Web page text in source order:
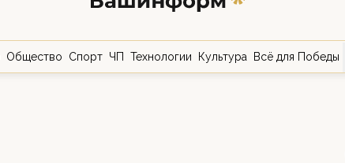
Общество Спорт ЧП Технологии Культура Всё для Победы